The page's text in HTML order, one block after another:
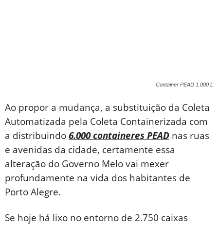
Container PEAD 1.000 L
Ao propor a mudança, a substituição da Coleta
Automatizada pela Coleta Containerizada com
a distribuindo6.000 containeres PEAD nas ruas
e avenidas da cidade, certamente essa
alteração do Governo Melo vai mexer
profundamente na vida dos habitantes de
Porto Alegre.
Se hoje há lixo no entorno de 2.750 caixas